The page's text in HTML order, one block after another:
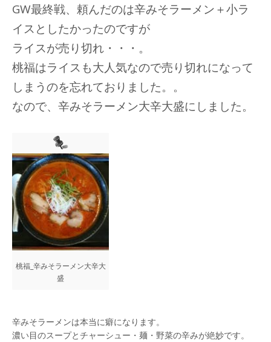
GW最終戦、頼んだのは辛みそラーメン＋小ラ
イスとしたかったのですが
ライスが売り切れ・・・。
桃福はライスも大人気なので売り切れになって
しまうのを忘れておりました。。
なので、辛みそラーメン大辛大盛にしました。
桃福_辛みそラーメン大辛大
盛
辛みそラーメンは本当に癖になります。
濃い目のスープとチャーシュー・麺・野菜の辛みが絶妙です。